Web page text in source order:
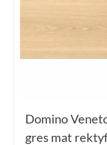
Domino
gres mat